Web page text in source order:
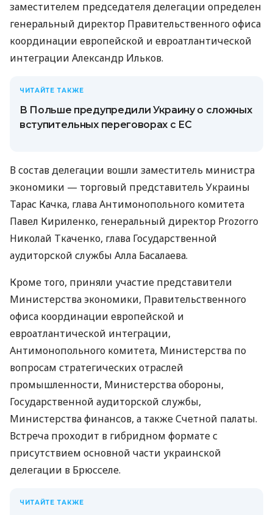
заместителем председателя делегации определен
генеральный директор Правительственного офиса
координации европейской и евроатлантической
интеграции Александр Ильков.
ЧИТАЙТЕ ТАКЖЕ
В Польше предупредили Украину о сложных
вступительных переговорах с ЕС
В состав делегации вошли заместитель министра
экономики — торговый представитель Украины
Тарас Качка, глава Антимонопольного комитета
Павел Кириленко, генеральный директор Prozorro
Николай Ткаченко, глава Государственной
аудиторской службы Алла Басалаева.
Кроме того, приняли участие представители
Министерства экономики, Правительственного
офиса координации европейской и
евроатлантической интеграции,
Антимонопольного комитета, Министерства по
вопросам стратегических отраслей
промышленности, Министерства обороны,
Государственной аудиторской службы,
Министерства финансов, а также Счетной палаты.
Встреча проходит в гибридном формате с
присутствием основной части украинской
делегации в Брюсселе.
ЧИТАЙТЕ ТАКЖЕ